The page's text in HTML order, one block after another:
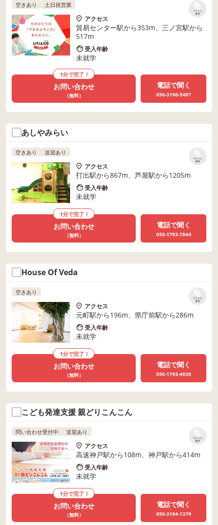
リストに
保存
空きあり 土日祝営業
アクセス
貿易センター駅から353m、三ノ宮駅から
517m
受入年齢
未就学
1分で完了！
お問い合わせ
（無料）
電話で聞く
050-3196-5497
あしやみらい
リストに
保存
空きあり 送迎あり
アクセス
打出駅から867m、芦屋駅から1205m
受入年齢
未就学
1分で完了！
お問い合わせ
（無料）
電話で聞く
050-1793-7844
House Of Veda
リストに
保存
空きあり
アクセス
元町駅から196m、県庁前駅から286m
受入年齢
未就学
1分で完了！
お問い合わせ
（無料）
電話で聞く
050-1793-4920
こども発達支援 親どりこんこん
リストに
保存
問い合わせ受付中 送迎あり
アクセス
高速神戸駅から108m、神戸駅から414m
受入年齢
未就学
1分で完了！
お問い合わせ
（無料）
電話で聞く
050-3184-1379